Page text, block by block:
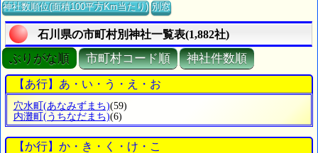
神社数順位(面積100平方Km当たり) 別窓
石川県の市町村別神社一覧表(1,882社)
ぶりがな順 市町村コード順 神社件数順
【あ行】あ・い・う・え・お
穴水町 (あなみずまち)(59)
内灘町 (うちなだまち)(6)
【か行】か・き・く・け・こ